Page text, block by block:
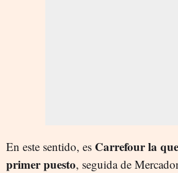
En este sentido, es Carrefour la
primer puesto, seguida de